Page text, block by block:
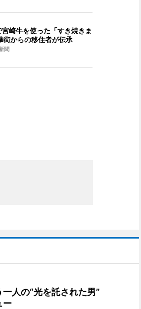
崎牛を使った「すき焼きま
街からの移住者が伝承
聞
人の“光を託された男”
ー